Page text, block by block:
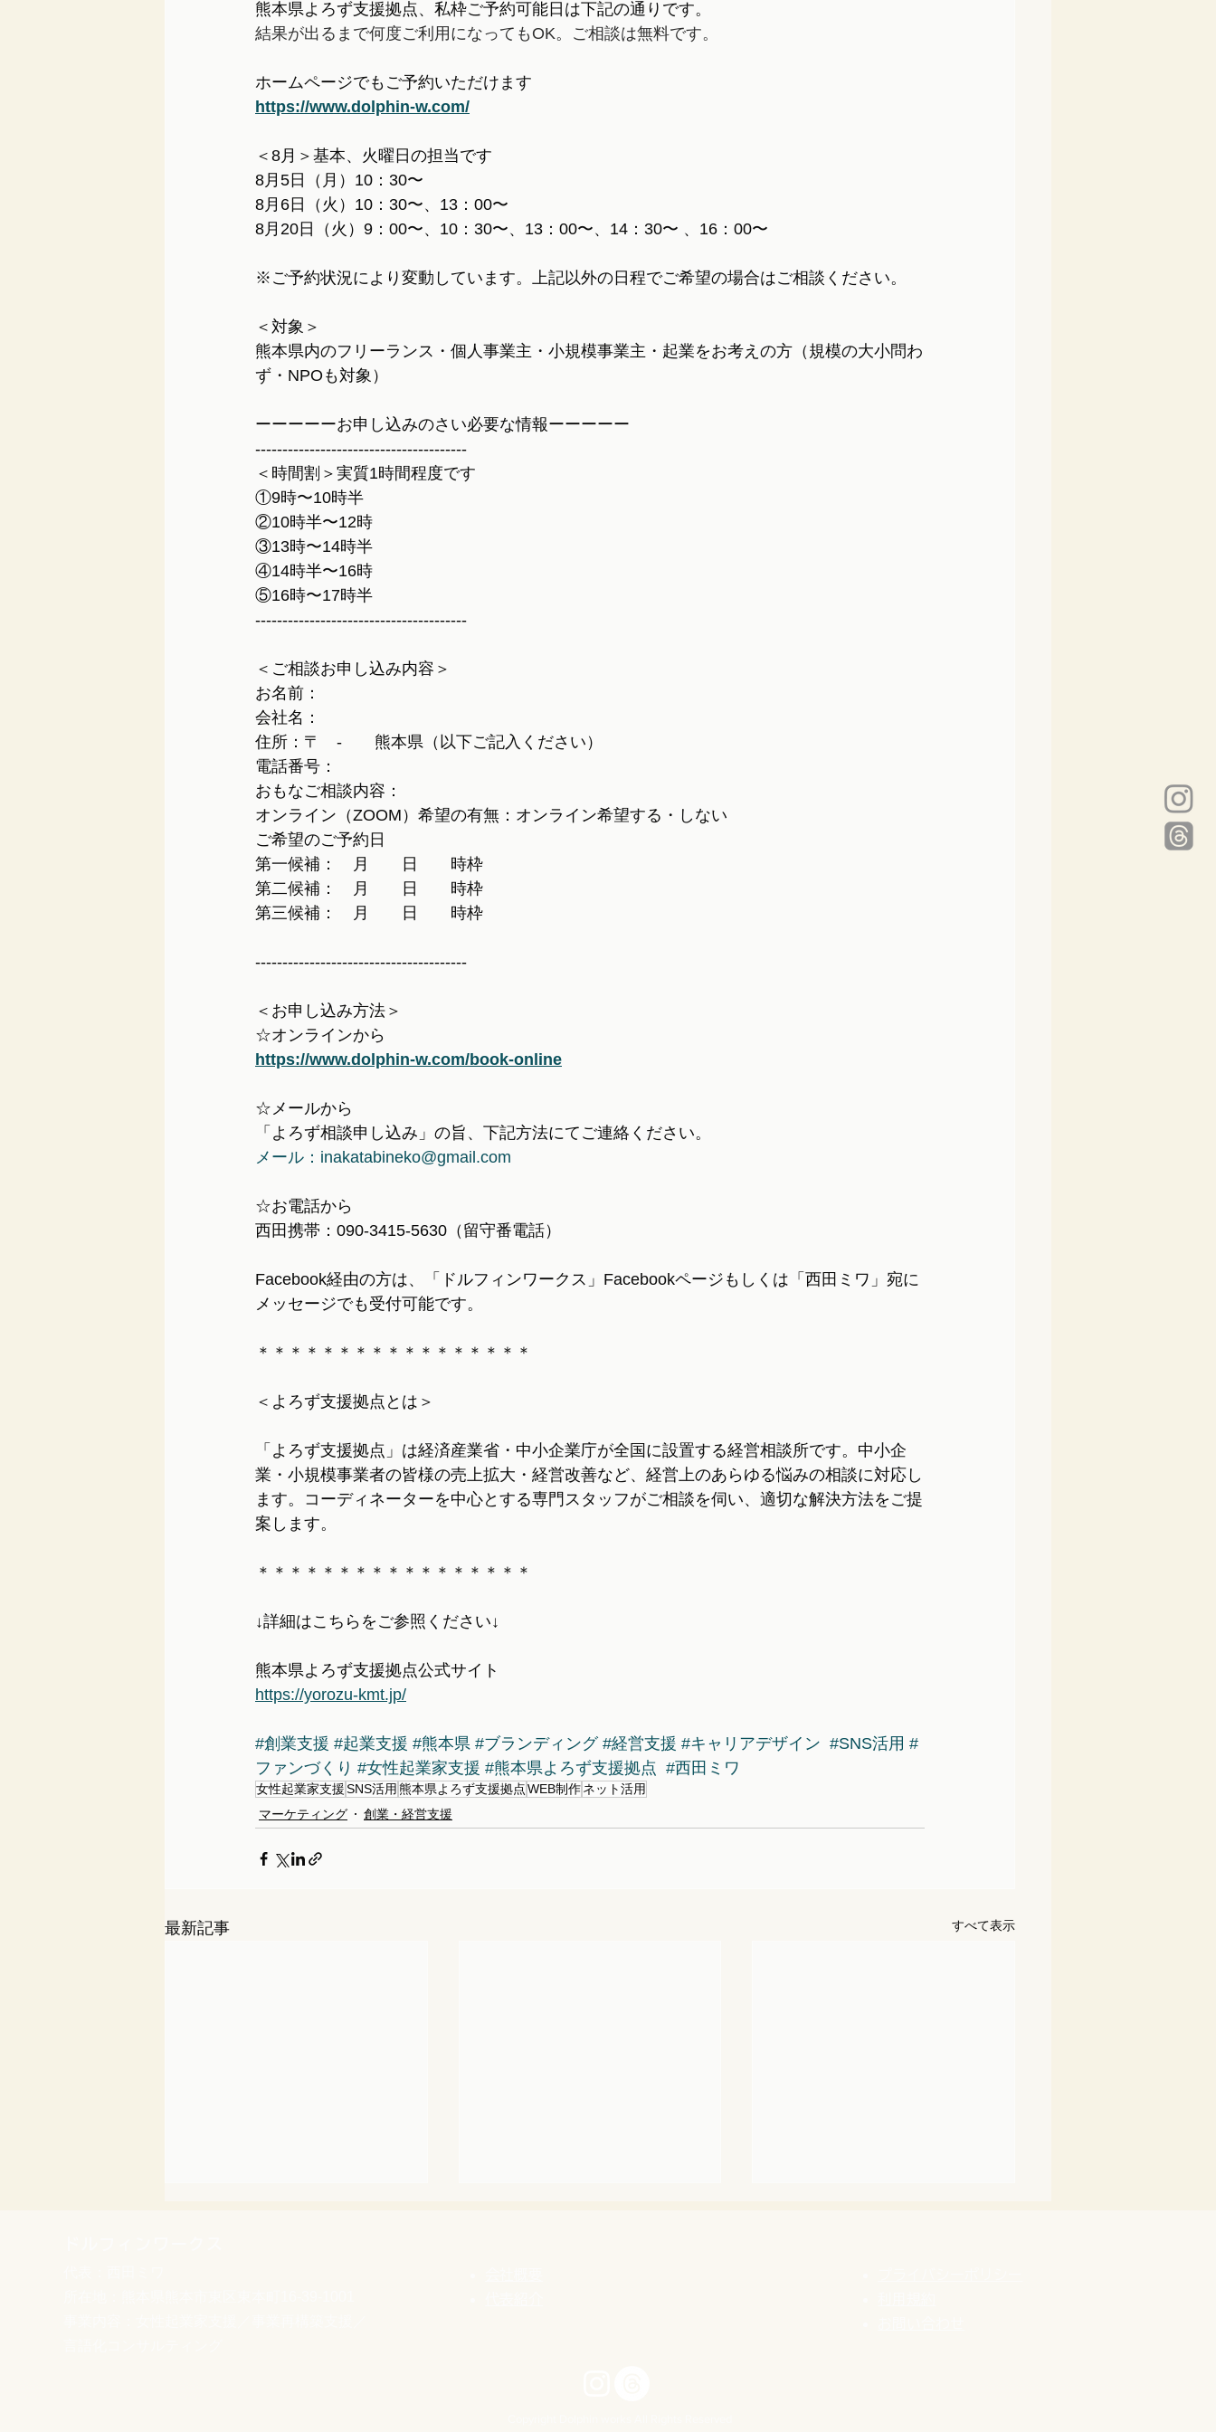
熊本県よろず支援拠点、私枠ご予約可能日は下記の通りです。
結果が出るまで何度ご利用になってもOK。ご相談は無料です。
ホームページでもご予約いただけます
https://www.dolphin-w.com/
＜8月＞基本、火曜日の担当です
8月5日（月） 10：30〜
8月6日（火）10：30〜、13：00〜
8月20日（火）9：00〜、10：30〜、13：00〜、14：30〜 、16：00〜
※ご予約状況により変動しています。上記以外の日程でご希望の場合はご相談ください。
＜対象＞
熊本県内のフリーランス・個人事業主・小規模事業主・起業をお考えの方（規模の大小問わ
ず・NPOも対象）
ーーーーーお申し込みのさい必要な情報ーーーーー
---------------------------------------
＜時間割＞実質1時間程度です
①9時〜10時半
②10時半〜12時
③13時〜14時半
④14時半〜16時
⑤16時〜17時半
---------------------------------------
＜ご相談お申し込み内容＞
お名前：
会社名：
住所：〒　-　　熊本県（以下ご記入ください）
電話番号：
おもなご相談内容：
オンライン（ZOOM）希望の有無：オンライン希望する・しない
ご希望のご予約日
第一候補：　月　　日　　時枠
第二候補：　月　　日　　時枠
第三候補：　月　　日　　時枠
---------------------------------------
＜お申し込み方法＞
☆オンラインから
https://www.dolphin-w.com/book-online
☆メールから
「よろず相談申し込み」の旨、下記方法にてご連絡ください。
メール：inakatabineko@gmail.com
☆お電話から
西田携帯：090-3415-5630（留守番電話）
Facebook経由の方は、「ドルフィンワークス」Facebookページもしくは「西田ミワ」宛に
メッセージでも受付可能です。
＊＊＊＊＊＊＊＊＊＊＊＊＊＊＊＊＊
＜よろず支援拠点とは＞
「よろず支援拠点」は経済産業省・中小企業庁が全国に設置する経営相談所です。中小企
業・小規模事業者の皆様の売上拡大・経営改善など、経営上のあらゆる悩みの相談に対応し
ます。コーディネーターを中心とする専門スタッフがご相談を伺い、適切な解決方法をご提
案します。
＊＊＊＊＊＊＊＊＊＊＊＊＊＊＊＊＊
↓詳細はこちらをご参照ください↓
熊本県よろず支援拠点公式サイト
https://yorozu-kmt.jp/
#創業支援 #起業支援 #熊本県 #ブランディング #経営支援 #キャリアデザイン #SNS活用 #
ファンづくり #女性起業家支援 #熊本県よろず支援拠点 #西田ミワ
女性起業家支援SNS活用 熊本県よろず支援拠点WEB制作ネット活用
マーケティング
創業・経営支援
最新記事 すべて表示